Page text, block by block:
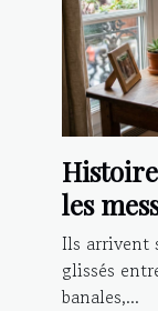
les
contact
Ils arrivent
glissés
banales,...